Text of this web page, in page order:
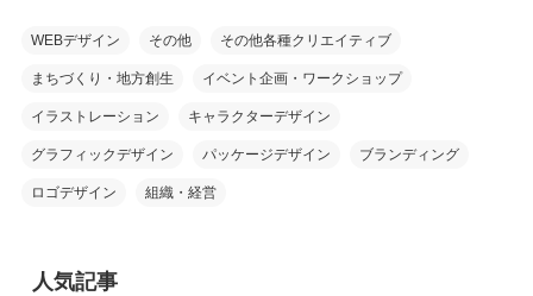
WEBデザイン その他 その他各種クリエイティブ
まちづくり・地方創生 イベント企画・ワークショップ
イラストレーション キャラクターデザイン
グラフィックデザイン パッケージデザイン ブランディング
ロゴデザイン 組織・経営
人気記事